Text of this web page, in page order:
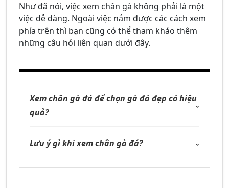
Như đã nói, việc xem chân gà không phải là một
việc dễ dàng. Ngoài việc nắm được các cách xem
phía trên thì bạn cũng có thể tham khảo thêm
những câu hỏi liên quan dưới đây.
Xem chân gà đá để chọn gà đá đẹp có hiệu
quả?
Lưu ý gì khi xem chân gà đá?